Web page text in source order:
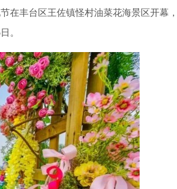
丰台区王佐镇怪村油菜花海景区开幕
。